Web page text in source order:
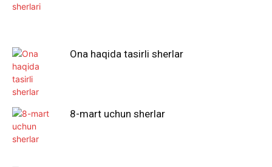
Ona haqida tasirli sherlar
8-mart uchun sherlar